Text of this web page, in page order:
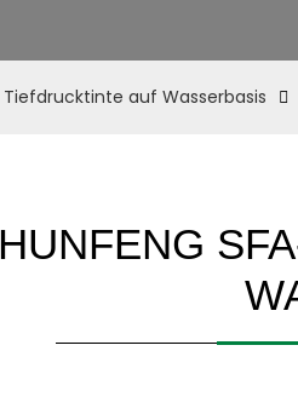
Tiefdrucktinte auf Wasserbasis